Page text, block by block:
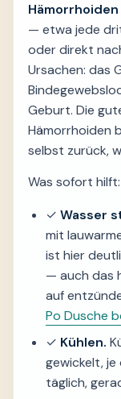
— etwa jede
oder direkt
Ursachen: das
Geburt. Die
Hämorrhoiden
selbst zurück,
Was sofort hilft:
✓ Wasser
mit
ist hier
— auch das
auf
Po Dusche
✓ Kühlen.
gewickelt, je
täglich,